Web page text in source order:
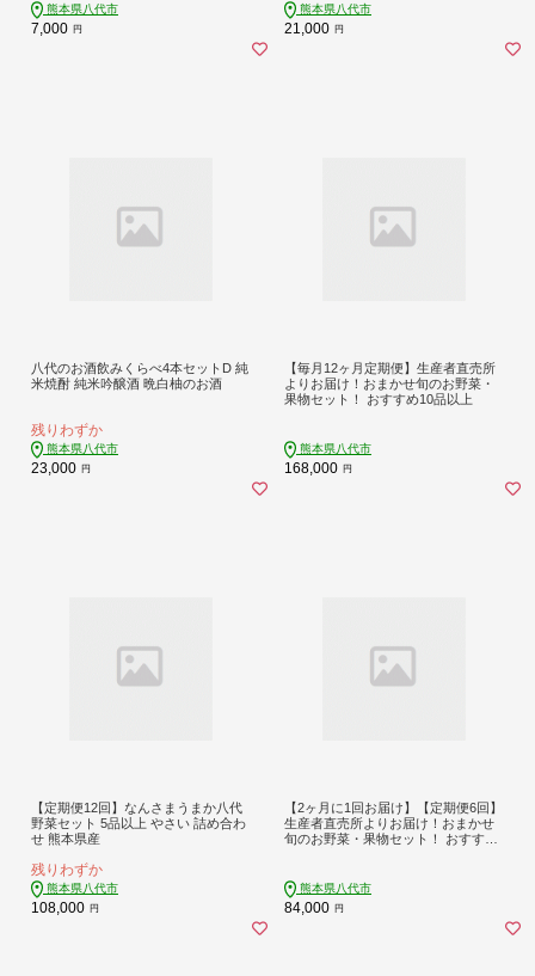
熊本県八代市
7,000 円
熊本県八代市
21,000 円
八代のお酒飲みくらべ4本セットD 純
米焼酎 純米吟醸酒 晩白柚のお酒
残りわずか
熊本県八代市
23,000 円
【毎月12ヶ月定期便】生産者直売所
よりお届け！おまかせ旬のお野菜・
果物セット！ おすすめ10品以上
熊本県八代市
168,000 円
【定期便12回】なんさまうまか八代
野菜セット 5品以上 やさい 詰め合わ
せ 熊本県産
残りわずか
熊本県八代市
108,000 円
【2ヶ月に1回お届け】【定期便6回】
生産者直売所よりお届け！おまかせ
旬のお野菜・果物セット！ おすすめ
熊本県八代市
84,000 円